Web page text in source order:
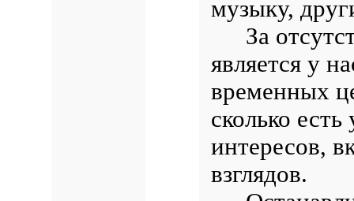
музыку,
За
является у
временных
сколько
интересов,
взглядов.